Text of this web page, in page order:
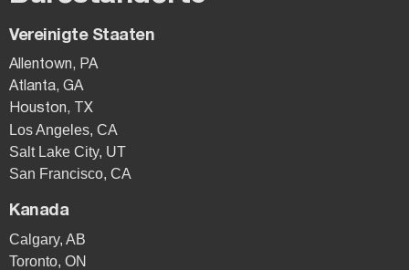
Vereinigte Staaten
Allentown, PA
Atlanta, GA
Houston, TX
Los Angeles, CA
Salt Lake City, UT
San Francisco, CA
Kanada
Calgary, AB
Toronto, ON